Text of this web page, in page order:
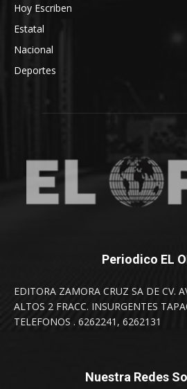
Hoy Escriben
Estatal
Nacional
Deportes
Periodico EL
EDITORA ZAMORA CRUZ SA DE CV.
ALTOS 2 FRACC. INSURGENTES
TELEFONOS . 6262241, 6262131
Nuestra Redes